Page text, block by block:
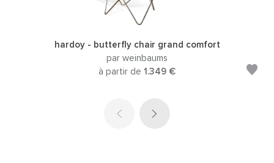
hardoy - butterfly chair grand comfort
par weinbaums
à partir de 1.349 €